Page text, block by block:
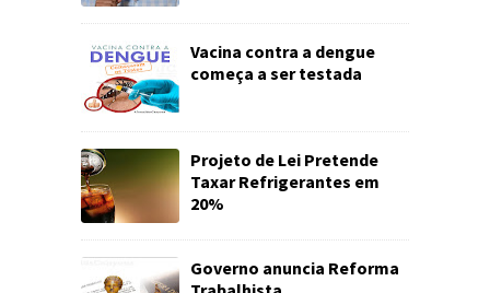
Vacina contra a dengue
começa a ser testada
Projeto de Lei Pretende
Taxar Refrigerantes em
20%
Governo anuncia Reforma